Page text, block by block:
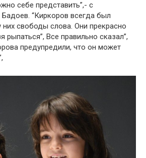
себе представить”,- с
“Киркоров всегда был
них свободы слова. Они прекрасно
рыпаться”, Все правильно сказал”,
предупредили, что он может